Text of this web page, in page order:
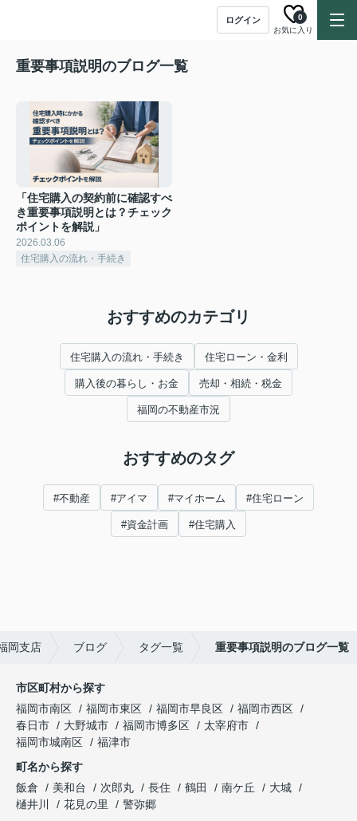
ログイン
お気に入り
0
重要事項説明のブログ一覧
「住宅購入の契約前に確認すべ
き重要事項説明とは？チェック
ポイントを解説」
2026.03.06
住宅購入の流れ・手続き
おすすめのカテゴリ
住宅購入の流れ・手続き 住宅ローン・金利
購入後の暮らし・お金 売却・相続・税金
福岡の不動産市況
おすすめのタグ
#不動産 #アイマ #マイホーム #住宅ローン
#資金計画 #住宅購入
岡支店 ブログ タグ一覧 重要事項説明のブログ一覧
市区町村から探す
福岡市南区
福岡市東区 福岡市早良区
福岡市西区
春日市
大野城市 福岡市博多区
太宰府市
福岡市城南区
福津市
町名から探す
飯倉
美和台 次郎丸 長住 鶴田 南ケ丘
大城
樋井川
花見の里
警弥郷